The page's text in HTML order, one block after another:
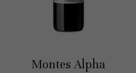
Montes Alpha